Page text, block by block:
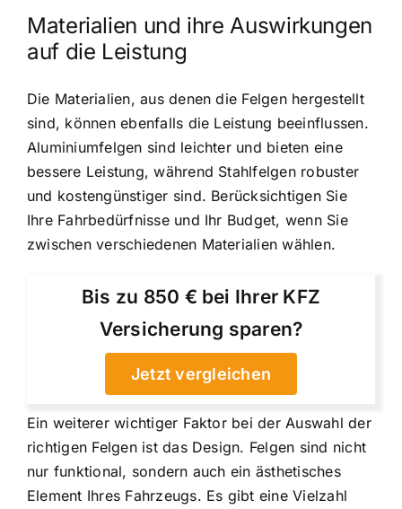
Materialien und ihre Auswirkungen
auf die Leistung
Die Materialien, aus denen die Felgen hergestellt
sind, können ebenfalls die Leistung beeinflussen.
Aluminiumfelgen sind leichter und bieten eine
bessere Leistung, während Stahlfelgen robuster
und kostengünstiger sind. Berücksichtigen Sie
Ihre Fahrbedürfnisse und Ihr Budget, wenn Sie
zwischen verschiedenen Materialien wählen.
Bis zu 850 € bei Ihrer KFZ
Versicherung sparen?
Jetzt vergleichen
Ein weiterer wichtiger Faktor bei der Auswahl der
richtigen Felgen ist das Design. Felgen sind nicht
nur funktional, sondern auch ein ästhetisches
Element Ihres Fahrzeugs. Es gibt eine Vielzahl